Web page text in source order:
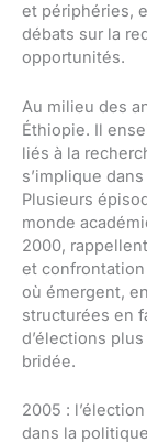
et périphéries,
débats sur la
opportunités.
Au milieu des
Éthiopie. Il
liés à la
s’implique
Plusieurs
monde
2000,
et confrontation
où émergent,
structurées en
d’élections
bridée.
2005 :
dans la